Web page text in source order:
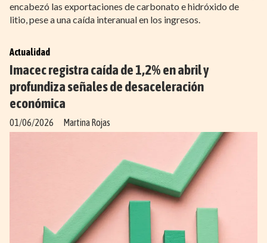
encabezó las exportaciones de carbonato e hidróxido de
litio, pese a una caída interanual en los ingresos.
Imacec registra caída de 1,2% en abril y
profundiza señales de desaceleración
económica
Martina Rojas
Actualidad
01/06/2026